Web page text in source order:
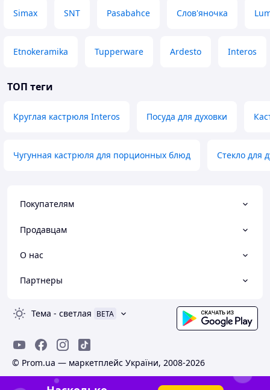
Simax SNT Pasabahce Слов'яночка
Etnokeramika Tupperware Ardesto Interos
ТОП теги
Круглая кастрюля Interos Посуда для духовки
Чугунная кастрюля для порционных блюд Стекло для
Покупателям
Продавцам
О нас
Партнеры
Тема - светлая BETA
© Prom.ua — маркетплейс України, 2008-2026